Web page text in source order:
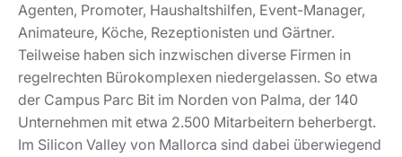
Agenten, Promoter, Haushaltshilfen, Event-Manager,
Animateure, Köche, Rezeptionisten und Gärtner.
Teilweise haben sich inzwischen diverse Firmen in
regelrechten Bürokomplexen niedergelassen. So etwa
der Campus Parc Bit im Norden von Palma, der 140
Unternehmen mit etwa 2.500 Mitarbeitern beherbergt.
Im Silicon Valley von Mallorca sind dabei überwiegend